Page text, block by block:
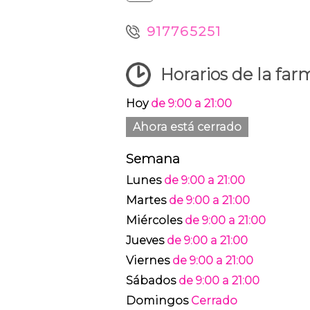
917765251
Horarios de la
Hoy de 9:00 a 21:00
Ahora está cerrado
Semana
Lunes de 9:00 a 21:00
Martes de 9:00 a 21:00
Miércoles de 9:00 a 21:00
Jueves de 9:00 a 21:00
Viernes de 9:00 a 21:00
Sábados de 9:00 a 21:00
Domingos Cerrado